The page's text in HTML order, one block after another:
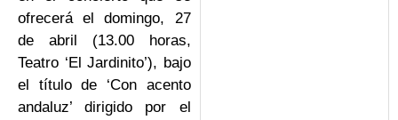
ofrecerá el domingo, 27
de abril (13.00 horas,
Teatro ‘El Jardinito’), bajo
el título de ‘Con acento
andaluz’ dirigido por el